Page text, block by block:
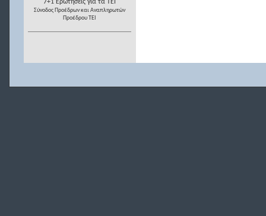
7+1 Ερωτήσεις για τα ΤΕΙ
Σύνοδος Προέδρων και Αναπληρωτών
Προέδρου ΤΕΙ